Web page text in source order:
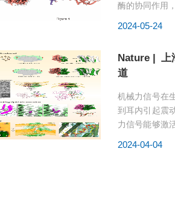
酶的协同作用
2024-05-24
Nature | 上
道
机械力信号在
到耳内引起震
力信号能够激
2024-04-04